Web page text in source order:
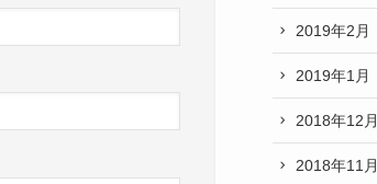
2019年2月
2019年1月
2018年12月
2018年11月